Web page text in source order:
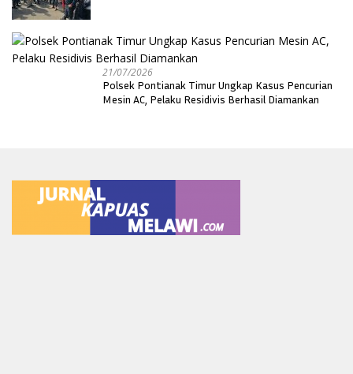
21/07/2026
Polsek Pontianak Timur Ungkap Kasus Pencurian
Mesin AC, Pelaku Residivis Berhasil Diamankan